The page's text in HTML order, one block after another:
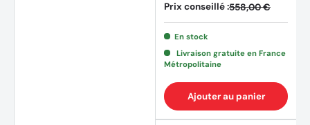
(1
Prix conseillé :558,00 €
En stock
Livraison gratuite en France
Métropolitaine
Ajouter au panier